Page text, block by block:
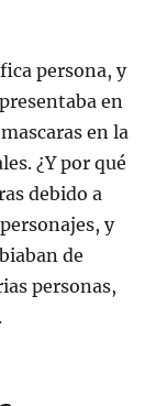
persona, y
en
en la
¿Y por qué
debido a
y
de
personas,